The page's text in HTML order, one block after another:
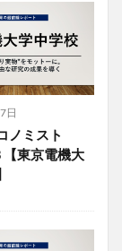
日
ノミスト
東京電機大